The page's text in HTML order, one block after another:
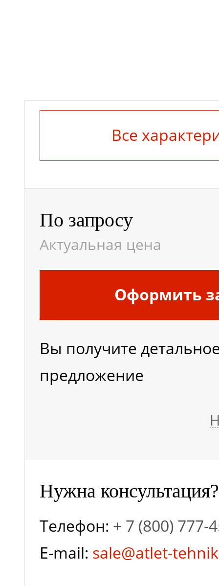
Все
По запросу
Актуальная цена
Оформить
Вы получите
предложение
Нужна консультация?
Телефон: + 7 (800) 777-
E-mail: sale@atlet-